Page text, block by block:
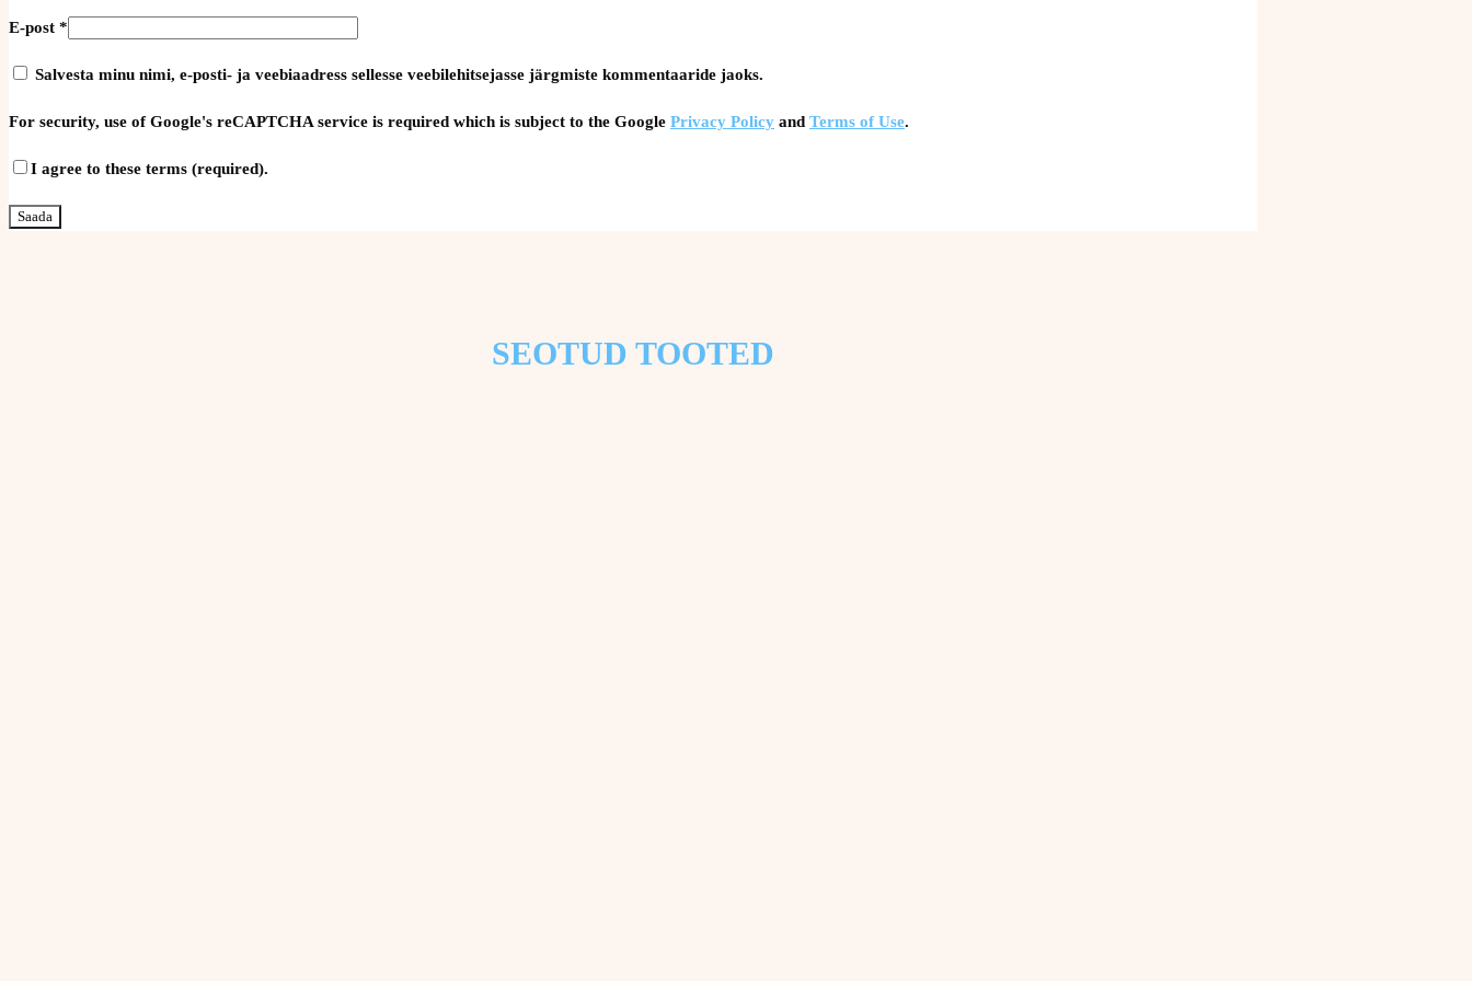
E-post *
Salvesta minu nimi, e-posti- ja veebiaadress sellesse veebilehitsejasse järgmiste kommentaaride jaoks.
For security, use of Google's reCAPTCHA service is required which is subject to the Google Privacy Policy and Terms of Use.
I agree to these terms (required).
SEOTUD TOOTED